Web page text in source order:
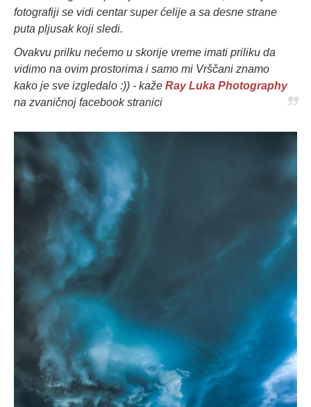
fotografiji se vidi centar super ćelije a sa desne strane
puta pljusak koji sledi.
Ovakvu prilku nećemo u skorije vreme imati priliku da
vidimo na ovim prostorima i samo mi Vrščani znamo
kako je sve izgledalo :)) - kaže Ray Luka Photography
na zvaničnoj facebook stranici